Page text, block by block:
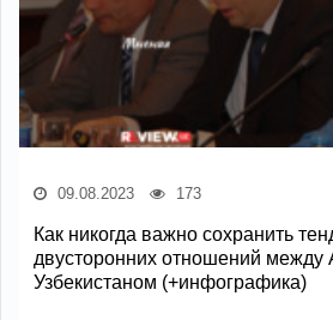
09.08.2023 173
Как никогда важно сохранить
двусторонних отношений между
Узбекистаном (+инфографика)